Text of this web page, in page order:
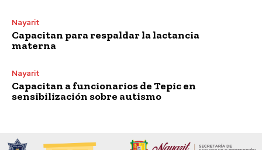
Nayarit
Capacitan para respaldar la lactancia
materna
Nayarit
Capacitan a funcionarios de Tepic en
sensibilización sobre autismo